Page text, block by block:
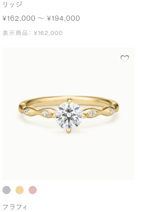
リッジ
¥162,000 〜 ¥194,000
表示商品： ¥162,000
フラフィ